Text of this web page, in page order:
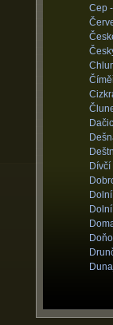
Cep -